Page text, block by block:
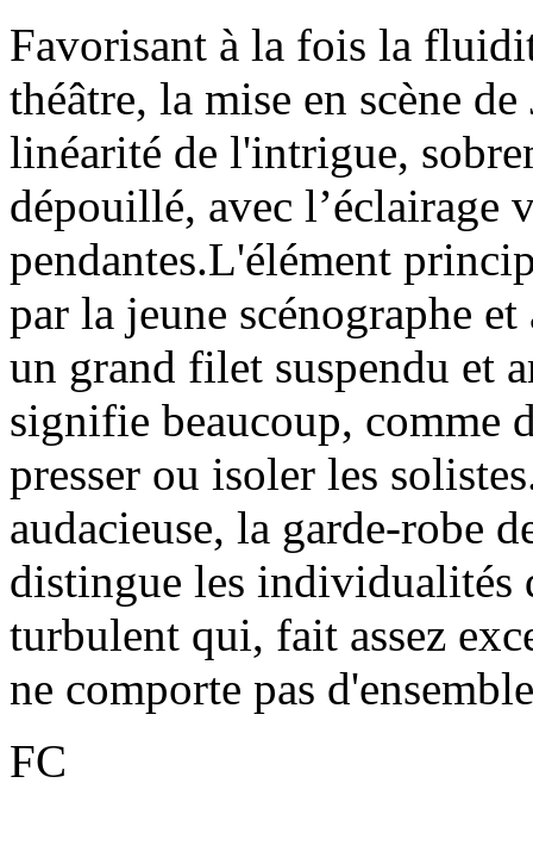
Favorisant à la fois la
théâtre, la mise en scène
linéarité de l'intrigue,
dépouillé, avec l’éclairage
pendantes.L'élément
par la jeune scénographe
un grand filet suspendu et
signifie beaucoup, comme
presser ou isoler les
audacieuse, la garde-robe
distingue les individualités
turbulent qui, fait assez
ne comporte pas
FC